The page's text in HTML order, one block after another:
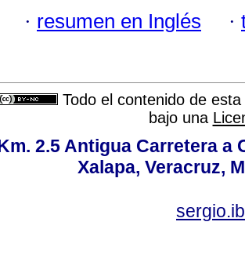
· resumen en Inglés ·
Todo el contenido de
bajo una
2.5 Antigua Carretera a
Xalapa, Veracruz,